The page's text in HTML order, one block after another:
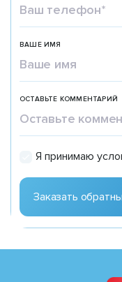
ВАШЕ ИМЯ
ОСТАВЬТЕ КОММЕНТАРИЙ
Я принимаю